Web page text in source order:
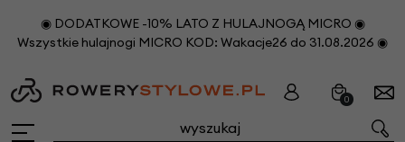
◉ DODATKOWE -10% LATO Z HULAJNOGĄ MICRO ◉
Wszystkie hulajnogi MICRO KOD: Wakacje26 do 31.08.2026 ◉
0